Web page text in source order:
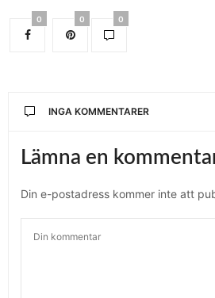
0 0 0
INGA KOMMENTARER
Lämna en
Din e-postadress kommer inte att